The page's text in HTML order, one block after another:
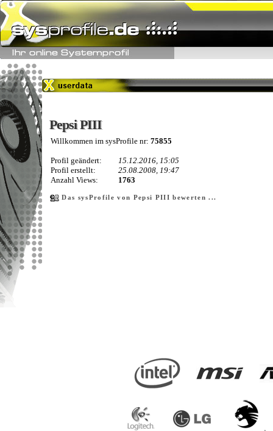
Pepsi PIII
Pepsi PIII
Willkommen im sysProfile nr: 75855
Profil geändert:
15.12.2016, 15:05
Profil erstellt:
25.08.2008, 19:47
Anzahl Views:
1763
Das sysProfile von Pepsi PIII bewerten ...